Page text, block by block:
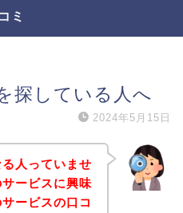
ミ
探している人へ
2024年5月15日
人っていませ
ービスに興味
ービスの口コ